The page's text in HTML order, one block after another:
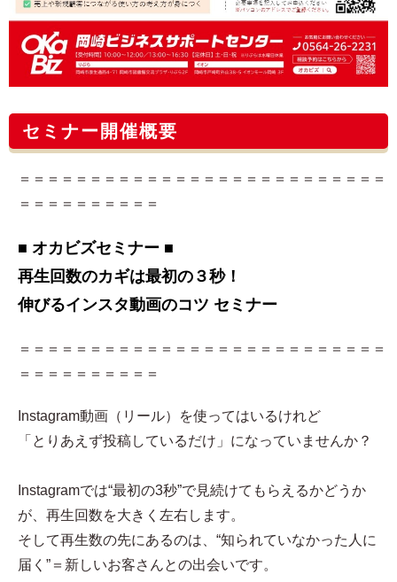
セミナー開催概要
＝＝＝＝＝＝＝＝＝＝＝＝＝＝＝＝＝＝＝＝＝＝＝＝＝＝
＝＝＝＝＝＝＝＝＝＝
■ オカビズセミナー ■
再生回数のカギは最初の３秒！
伸びるインスタ動画のコツ セミナー
＝＝＝＝＝＝＝＝＝＝＝＝＝＝＝＝＝＝＝＝＝＝＝＝＝＝
＝＝＝＝＝＝＝＝＝＝
Instagram動画（リール）を使ってはいるけれど
「とりあえず投稿しているだけ」になっていませんか？
Instagramでは“最初の3秒”で見続けてもらえるかどうか
が、再生回数を大きく左右します。
そして再生数の先にあるのは、“知られていなかった人に
届く”＝新しいお客さんとの出会いです。